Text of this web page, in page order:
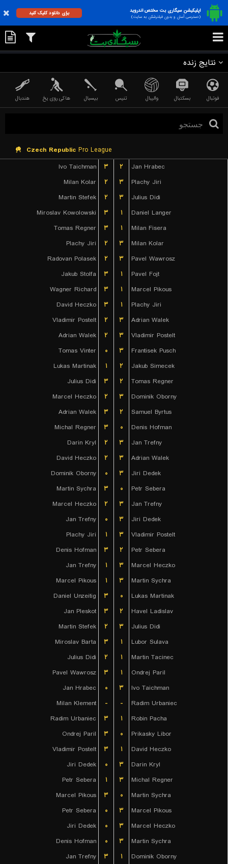
اپلیکیشن سیگاری بت مختص اندروید
(دسترسی آسان و بدون فیلترشکن به سایت)
برای دانلود کلیک کنید
نتایج زنده
فوتبال بسکتبال والیبال تنیس بیسبال هاکی روی یخ هندبال
Czech Republic Pro League
Ivo Taichman
۳ ۲
Jan Hrabec
Milan Kolar
۲ ۳
Plachy Jiri
Martin Stefek
۲ ۳
Julius Didi
Miroslav Kowolowski
۳ ۱
Daniel Langer
Tomas Regner
۳ ۱
Milan Fisera
Plachy Jiri
۲ ۳
Milan Kolar
Radovan Polasek
۲ ۳
Pavel Wawrosz
Jakub Stolfa
۳ ۱
Pavel Fojt
Wagner Richard
۳ ۱
Marcel Pikous
David Heczko
۳ ۱
Plachy Jiri
Vladimir Postelt
۲ ۳
Adrian Walek
Adrian Walek
۲ ۳
Vladimir Postelt
Tomas Vinter
۰ ۳
Frantisek Pusch
Lukas Martinak
۱ ۲
Jakub Simecek
Julius Didi
۳ ۲
Tomas Regner
Marcel Heczko
۲ ۳
Dominik Oborny
Adrian Walek
۳ ۲
Samuel Byrtus
Michal Regner
۳ ۰
Denis Hofman
Darin Kryl
۲ ۳
Jan Trefny
David Heczko
۲ ۳
Adrian Walek
Dominik Oborny
۰ ۳
Jiri Dedek
Martin Sychra
۳ ۰
Petr Sebera
Marcel Heczko
۲ ۳
Jan Trefny
Jan Trefny
۰ ۳
Jiri Dedek
Plachy Jiri
۱ ۳
Vladimir Postelt
Denis Hofman
۳ ۲
Petr Sebera
Jan Trefny
۱ ۳
Marcel Heczko
Marcel Pikous
۱ ۳
Martin Sychra
Daniel Unzeitig
۳ ۰
Lukas Martinak
Jan Pleskot
۳ ۲
Havel Ladislav
Martin Stefek
۲ ۳
Julius Didi
Miroslav Barta
۳ ۱
Lubor Sulava
Julius Didi
۲ ۱
Martin Tacinec
Pavel Wawrosz
۳ ۱
Ondrej Paril
Jan Hrabec
۰ ۳
Ivo Taichman
Milan Klement
- -
Radim Urbaniec
Radim Urbaniec
۳ ۱
Robin Pacha
Ondrej Paril
۳ ۰
Prikasky Libor
Vladimir Postelt
۳ ۱
David Heczko
Jiri Dedek
۰ ۳
Darin Kryl
Petr Sebera
۱ ۳
Michal Regner
Marcel Pikous
۳ ۰
Martin Sychra
Petr Sebera
۰ ۳
Marcel Pikous
Jiri Dedek
۰ ۳
Marcel Heczko
Denis Hofman
۰ ۳
Martin Sychra
Jan Trefny
۳ ۱
Dominik Oborny